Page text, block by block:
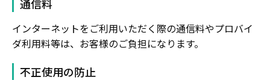
通信料
インターネットをご利用いただく際の通信料やプロバイ
ダ利用料等は、お客様のご負担になります。
不正使用の防止